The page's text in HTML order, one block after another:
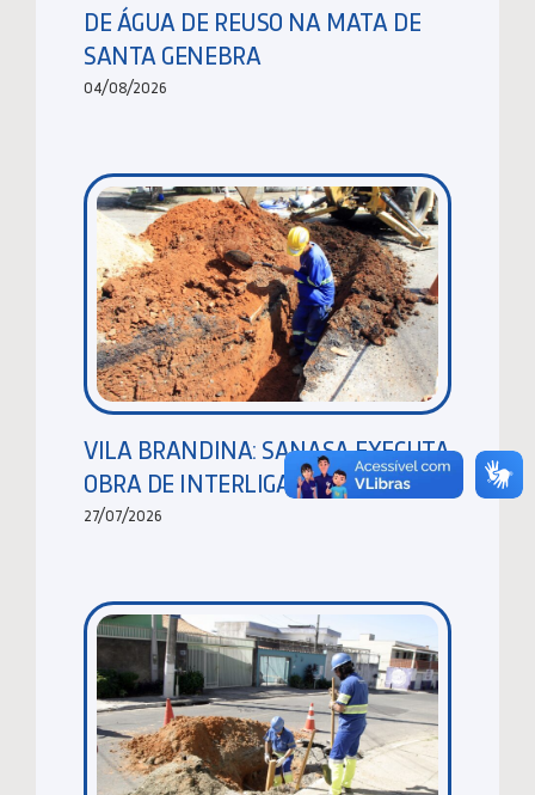
DE ÁGUA DE REUSO NA MATA DE
SANTA GENEBRA
04/08/2026
VILA BRANDINA: SANASA EXECUTA
OBRA DE INTERLIGAÇÃO DE REDES
27/07/2026